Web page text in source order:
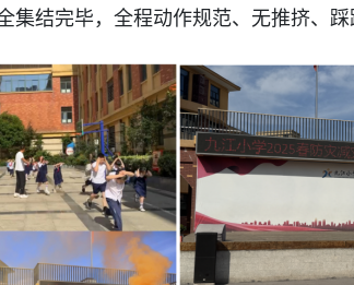
集结完毕，全程动作规范、无推挤、